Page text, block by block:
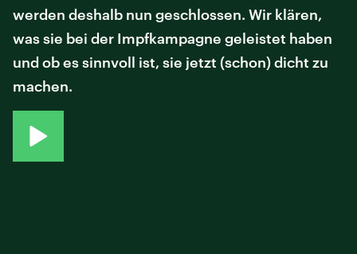
werden deshalb nun geschlossen. Wir klären,
was sie bei der Impfkampagne geleistet haben
und ob es sinnvoll ist, sie jetzt (schon) dicht zu
machen.